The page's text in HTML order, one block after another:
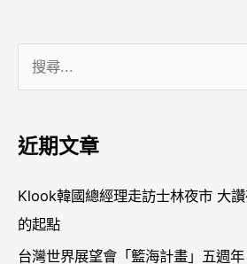
鍵
近期文章
Klook韓國總經理走訪士林夜市 大
的起點
台灣世界展望會「籃海計畫」五週